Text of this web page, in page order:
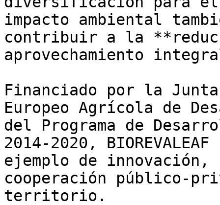
impacto ambiental
contribuir a la
aprovechamiento
Financiado por la
Europeo Agrícola de
del Programa de
2014-2020,
ejemplo de
cooperación público-
territorio.